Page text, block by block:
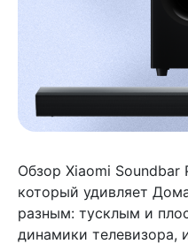
Обзор Xiaomi Soundbar
который удивляет
разным: тусклым и
динамики